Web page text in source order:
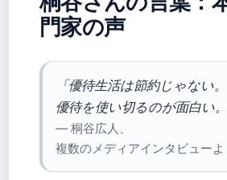
門家の声
「優待生活は節約じゃない。
優待を使い切るのが面白い。
— 桐谷広人、
複数のメディアインタビューよ